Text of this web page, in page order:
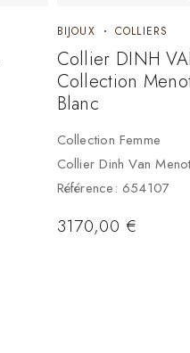
BIJOUX COLLIERS
Collier DINH
Collection
Blanc
Collection Femme
Collier Dinh Van
Référence: 654107
3170,00 €